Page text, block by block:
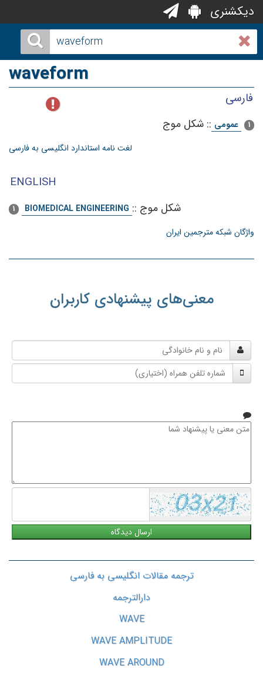
دیکشنری
waveform
فارسی
1 عمومی :: شكل‌ موج‌
لغت نامه استاندارد انگلیسی به فارسی
ENGLISH
1 BIOMEDICAL ENGINEERING :: شکل موج
واژگان شبکه مترجمین ایران
معنی‌های پیشنهادی کاربران
و
نام
خانوادگی
شماره
تلفن
متن
ترجمه مقالات انگلیسی به فارسی
دارالترجمه
WAVE
WAVE AMPLITUDE
WAVE AROUND